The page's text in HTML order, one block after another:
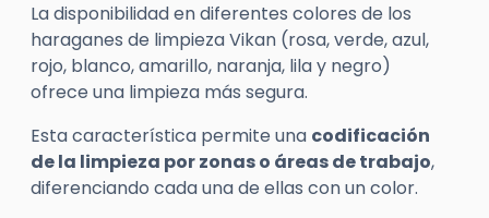
La disponibilidad en diferentes colores de los
haraganes de limpieza Vikan (rosa, verde, azul,
rojo, blanco, amarillo, naranja, lila y negro)
ofrece una limpieza más segura.
Esta característica permite una codificación
de la limpieza por zonas o áreas de trabajo,
diferenciando cada una de ellas con un color.